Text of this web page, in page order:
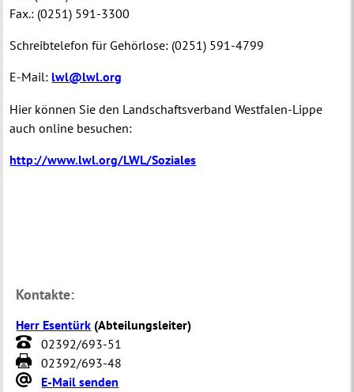
Fax.: (0251) 591-3300
Schreibtelefon für Gehörlose: (0251) 591-4799
E-Mail: lwl@lwl.org
Hier können Sie den Landschaftsverband Westfalen-Lippe
auch online besuchen:
http://www.lwl.org/LWL/Soziales
Kontakte:
Herr Esentürk (Abteilungsleiter)
02392/693-51
02392/693-48
E-Mail senden